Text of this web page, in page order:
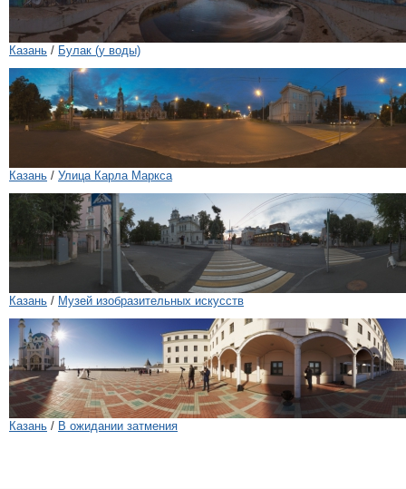
Казань / Булак (у воды)
Казань / Улица Карла Маркса
Казань / Музей изобразительных иcкусств
Казань / В ожидании затмения